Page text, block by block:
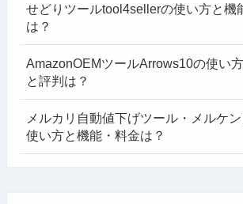
せどりツールtool4sellerの使い方と機
は？
AmazonOEMツールArrows10の使い
と評判は？
メルカリ自動値下げツール・メルケ
使い方と機能・料金は？